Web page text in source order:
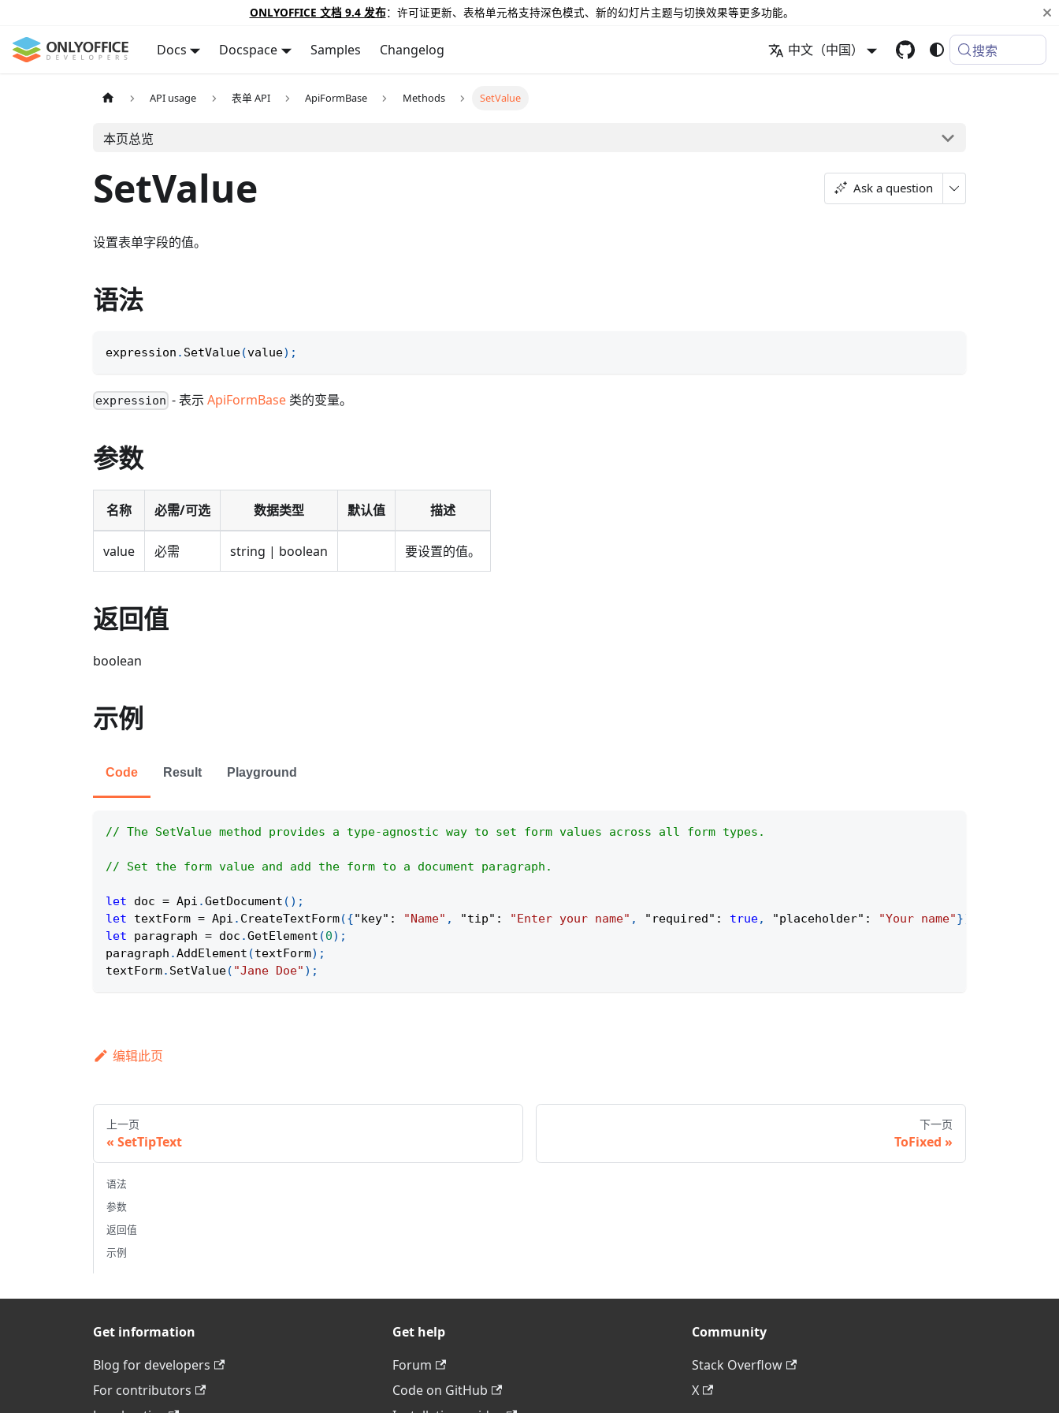
ONLYOFFICE 文档 9.4 发布：许可证更新、表格单元格支持深色模式、新的幻灯片主题与切换效果等更多功能。
Docs Docspace Samples Changelog 中文（中国） 搜索
API usage 表单 API ApiFormBase Methods SetValue
本页总览
SetValue Ask a question
设置表单字段的值。
语法
expression . SetValue(value) ;
expression - 表示ApiFormBase 类的变量。
参数
名称 必需/可选 数据类型 默认值 描述
value 必需 string | boolean 要设置的值。
返回值
boolean
示例
Code Result Playground
// The SetValue method provides a type-agnostic way to set form values across all form types.
// Set the form value and add the form to a document paragraph.
let doc = Api .GetDocument ( ) ;
let textForm = Api . CreateTextForm({"key" : "Name" , "tip" : "Enter your name" , "required" : true, "placeholder" : "Your name"})
let paragraph = doc .GetElement (0) ;
paragraph .AddElement (textForm) ;
textForm. SetValue( "Jane Doe" ) ;
编辑此页
上一页
SetTipText
下一页
ToFixed
语法
参数
返回值
示例
Get information
Blog for developers
For contributors
Get help
Forum
Code on GitHub
Community
Stack Overflow
X